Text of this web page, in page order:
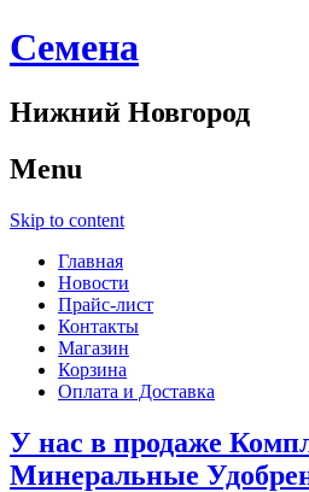
Cемена
Нижний Новгород
Menu
Skip to content
Главная
Новости
Прайс-лист
Контакты
Магазин
Корзина
Оплата и Доставка
У нас в продаже
Минеральные